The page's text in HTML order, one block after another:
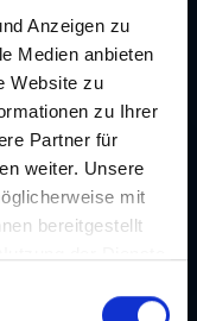
Anzeigen zu
Medien anbieten
Website zu
zu Ihrer
Partner für
weiter. Unsere
mit
bereitgestellt
Ländern, in